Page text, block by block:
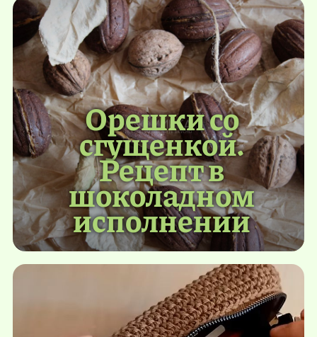
Орешки со
сгущенкой.
Рецепт в
шоколадном
исполнении